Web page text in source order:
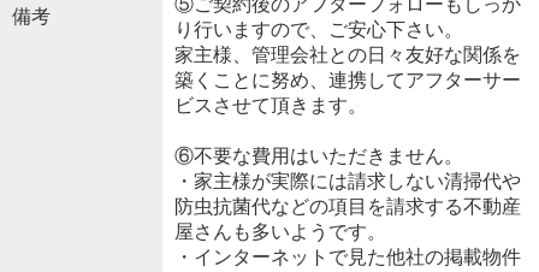
備考
⑤ご契約後のアフターフォローもしっか
り行いますので、ご安心下さい。
家主様、管理会社との日々友好な関係を
築くことに努め、連携してアフターサー
ビスさせて頂きます。
⑥不要な費用はいただきません。
・家主様が実際には請求しない清掃代や
防虫抗菌代などの項目を請求する不動産
屋さんも多いようです。
・インターネットで見た他社の掲載物件